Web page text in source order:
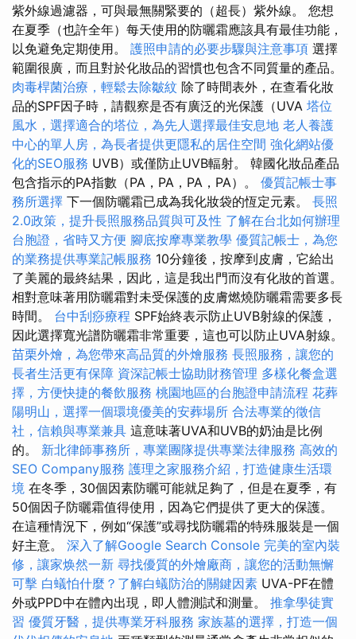
紫外線過濾器，可與最無關緊要的（超長）紫外線。 您想
在夏季（也許全年）每天使用的防曬霜應該具有最佳功能，
以免避免定期使用。 護照申請的必要步驟與注意事項 選擇
範圍很廣，而且對於化妝品的習慣也包含不同質量的產品。
肉毒桿菌治療，輕鬆去除皺紋 除了時間表外，在查看化妝
品的SPF因子時，請觀察是否有廣泛的光保護（UVA 塔位
風水，選擇適合的塔位，為先人選擇最佳安息地 老人養護
中心的單人房，為長者提供更隱私的居住空間 強化網站優
化的SEO服務 UVB）或僅防止UVB輻射。 韓國化妝品產品
包含指示的PA指數（PA，PA，PA，PA）。 優質記帳士事
務所選擇 下一個防曬霜已成為我化妝袋的恆定元素。 長照
2.0政策，提升長照服務品質與可及性 了解在台北如何辦理
台胞證，省時又方便 腳底按摩專業教學 優質記帳士，為您
的業務提供專業記帳服務 10分鐘後，按摩到皮膚，它給出
了美麗的最終結果，因此，這是我出門而沒有化妝的首選。
相對意味著用防曬霜對未受保護的皮膚燃燒防曬霜需要多長
時間。 台中刮痧療程 SPF始終表示防止UVB射線的保護，
因此選擇寬光譜防曬霜非常重要，這也可以防止UVA射線。
苗栗外燴，為您帶來高品質的外燴服務 長照服務，讓您的
長者生活更有保障 資深記帳士協助財務管理 多樣化餐盒選
擇，方便快捷的餐飲服務 桃園地區的台胞證申請流程 花葬
陽明山，選擇一個環境優美的安葬場所 合法專業的徵信
社，信賴與專業兼具 這意味著UVA和UVB的奶油是比例
的。 新北律師事務所，專業團隊提供專業法律服務 高效的
SEO Company服務 護理之家服務介紹，打造健康生活環
境 在冬季，30個因素防曬可能就足夠了，但是在夏季，有
50個因子防曬霜值得使用，因為它們提供了更大的保護。
在這種情況下，例如“保護”或尋找防曬霜的特殊服裝是一個
好主意。 深入了解Google Search Console 完美的室內裝
修，讓家焕然一新 尋找優質的外燴廠商，讓您的活動無懈
可擊 白蟻怕什麼？了解白蟻防治的關鍵因素 UVA-PF在體
外或PPD中在體內出現，即​​人體測試和測量。 推拿學徒實
習 優質牙醫，提供專業牙科服務 家族墓的選擇，打造一個